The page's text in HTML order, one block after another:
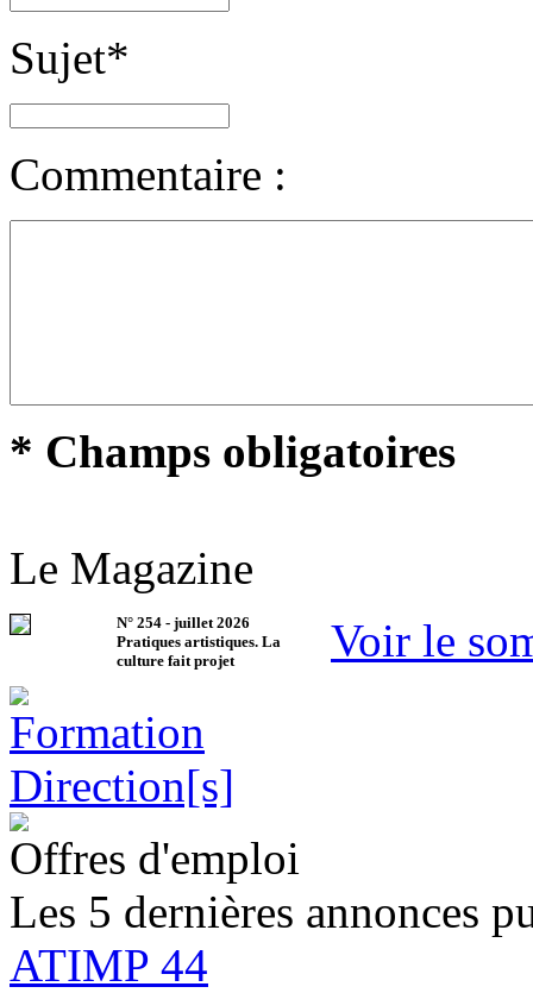
Sujet*
Commentaire :
* Champs obligatoires
Le Magazine
N° 254 - juillet 2026
Pratiques artistiques. La
culture fait projet
Voir le
Offres d'emploi
Les 5 dernières annonces
ATIMP 44